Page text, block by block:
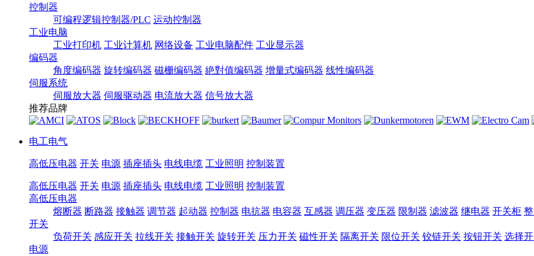
控制器
可编程逻辑控制器/PLC 运动控制器
工业电脑
工业打印机 工业计算机 网络设备 工业电脑配件 工业显示器
编码器
角度编码器 旋转编码器 磁栅编码器 絶對值编码器 增量式编码器 线性编码器
伺服系统
伺服放大器 伺服驱动器 电流放大器 信号放大器
推荐品牌
电工电气
高低压电器 开关 电源 插座插头 电线电缆 工业照明 控制装置
高低压电器 开关 电源 插座插头 电线电缆 工业照明 控制装置
高低压电器
熔断器 断路器 接触器 调节器 起动器 控制器 电抗器 电容器 互感器 调压器 变压器 限制器 滤波器 继电器 开关柜
开关
负荷开关 感应开关 拉线开关 接触开关 旋转开关 压力开关 磁性开关 隔离开关 限位开关 铰链开关 按钮开关 选择
电源